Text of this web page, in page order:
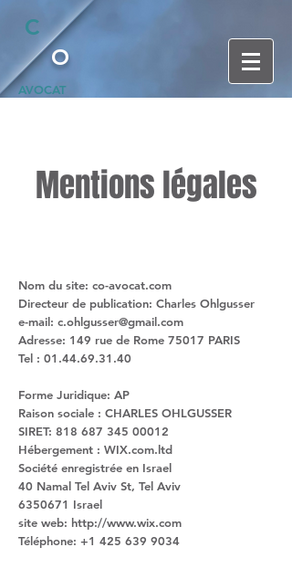
C
O
AVOCAT
Mentions légales
Nom du site: co-avocat.com
Directeur de publication: Charles Ohlgusser
e-mail: c.ohlgusser@gmail.com
Adresse: 149 rue de Rome 75017 PARIS
Tel : 01.44.69.31.40
Forme Juridique: AP
Raison sociale : CHARLES OHLGUSSER
SIRET: 818 687 345 00012
Hébergement : WIX.com.ltd
Société enregistrée en Israel
40 Namal Tel Aviv St, Tel Aviv
6350671 Israel
site web: http://www.wix.com
Téléphone: +1 425 639 9034